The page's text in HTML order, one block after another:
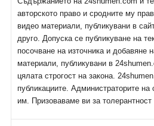
авторското право и сродните му
видео материали, публикувани в
друго. Допуска се публикуване на
посочване на източника и
материали, публикувани в
цялата строгост на закона.
публикациите. Администраторите на
им. Призоваваме ви за